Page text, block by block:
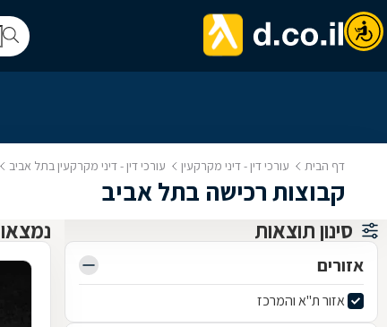
דף הבית עורכי דין - דיני מקרקעין עורכי דין - דיני מקרקעין בתל אביב
קבוצות רכישה בתל אביב
סינון תוצאות
אזורים
אזור ת"א והמרכז
נמצאו 35 עורכי דין - דיני מקרקעין